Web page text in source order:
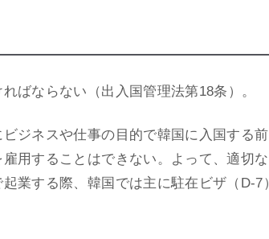
ばならない（出入国管理法第18条）。
ジネスや仕事の目的で韓国に入国する
用することはできない。よって、適切
業する際、韓国では主に駐在ビザ（D-7